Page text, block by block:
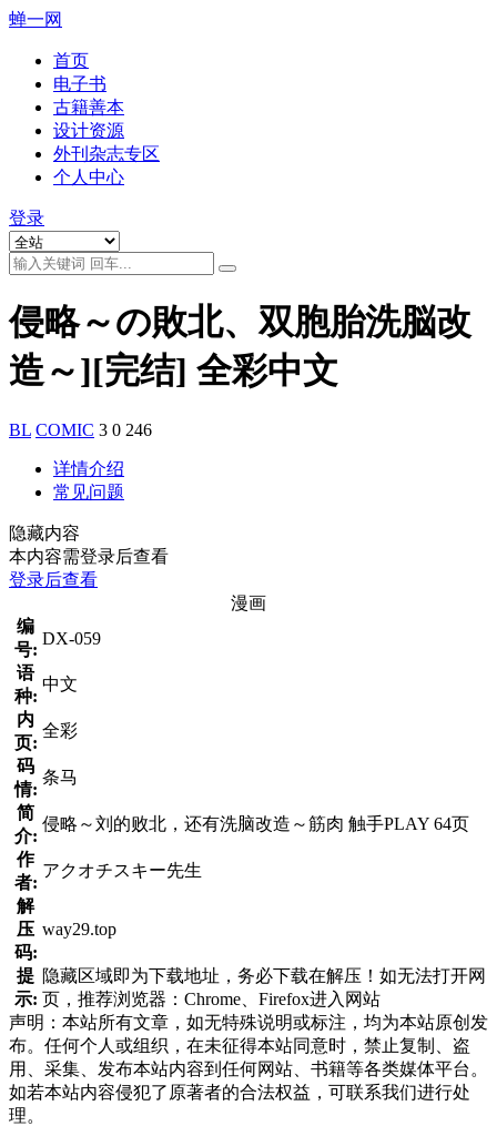
蝉一网
首页
电子书
古籍善本
设计资源
外刊杂志专区
个人中心
登录
侵略～の敗北、双胞胎洗脳改
造～][完结] 全彩中文
BL COMIC 3 0 246
详情介绍
常见问题
隐藏内容
本内容需登录后查看
登录后查看
漫画
编
号:
DX-059
语
种:
中文
内
页:
全彩
码
情:
条马
简
介:
侵略～刘的败北，还有洗脑改造～筋肉 触手PLAY 64页
作
者:
アクオチスキー先生
解
压
码:
way29.top
提
示:
隐藏区域即为下载地址，务必下载在解压！如无法打开网
页，推荐浏览器：Chrome、Firefox进入网站
声明：本站所有文章，如无特殊说明或标注，均为本站原创发
布。任何个人或组织，在未征得本站同意时，禁止复制、盗
用、采集、发布本站内容到任何网站、书籍等各类媒体平台。
如若本站内容侵犯了原著者的合法权益，可联系我们进行处
理。